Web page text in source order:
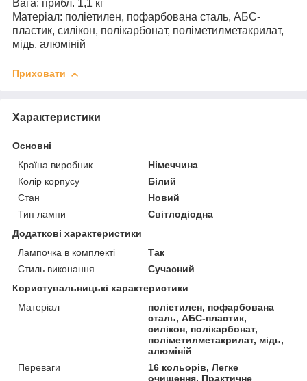
Вага: прибл. 1,1 кг
Матеріал: поліетилен, пофарбована сталь, АБС-
пластик, силікон, полікарбонат, поліметилметакрилат,
мідь, алюміній
Приховати
Характеристики
Основні
Країна виробник
Німеччина
Колір корпусу
Білий
Стан
Новий
Тип лампи
Світлодіодна
Додаткові характеристики
Лампочка в комплекті
Так
Стиль виконання
Сучасний
Користувальницькі характеристики
Матеріал
поліетилен, пофарбована
сталь, АБС-пластик,
силікон, полікарбонат,
поліметилметакрилат, мідь,
алюміній
Переваги
16 кольорів, Легке
очищення, Практичне